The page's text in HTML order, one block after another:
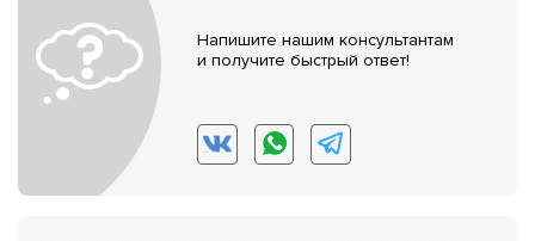
Напишите нашим консультантам
и получите быстрый ответ!